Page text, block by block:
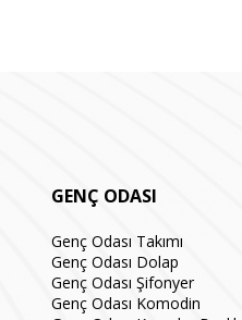
GENÇ ODASI
Genç Odası Takımı
Genç Odası Dolap
Genç Odası Şifonyer
Genç Odası Komodin